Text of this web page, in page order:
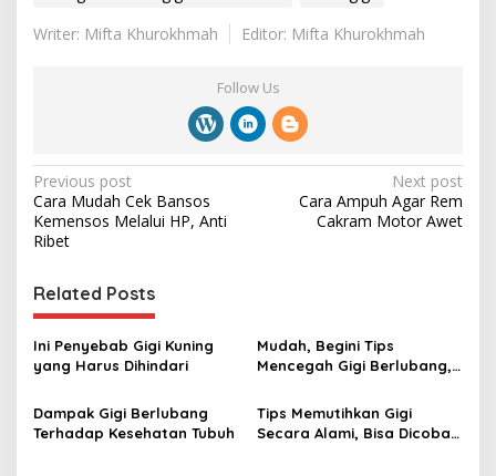
Writer: Mifta Khurokhmah
Editor: Mifta Khurokhmah
Follow Us
P
o
s
t
n
a
v
i
g
Previous post
Cara Mudah Cek Bansos
Kemensos Melalui HP, Anti
Ribet ‎
Next post
Cara Ampuh Agar Rem
Cakram Motor ‎Awet
Related Posts
Ini Penyebab Gigi Kuning
yang Harus Dihindari ‎
Mudah, Begini Tips
Mencegah Gigi Berlubang,
Dampak Gigi Berlubang
Terhadap Kesehatan Tubuh
Tips Memutihkan Gigi
Secara Alami, Bisa Dicoba